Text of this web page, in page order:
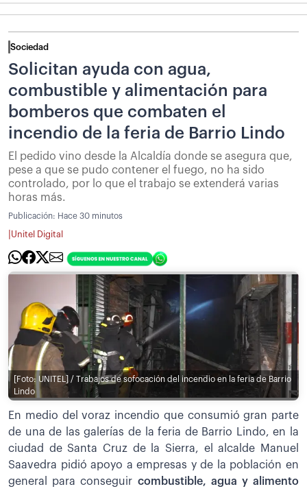
Sociedad
Solicitan ayuda con agua,
combustible y alimentación para
bomberos que combaten el
incendio de la feria de Barrio Lindo
El pedido vino desde la Alcaldía donde se asegura que,
pese a que se pudo contener el fuego, no ha sido
controlado, por lo que el trabajo se extenderá varias
horas más.
Publicación: Hace 30 minutos
Unitel Digital
[Foto: UNITEL] / Trabajos de sofocación del incendio en la feria de Barrio
Lindo
En medio del voraz incendio que consumió gran parte
de una de las galerías de la feria de Barrio Lindo, en la
ciudad de Santa Cruz de la Sierra, el alcalde Manuel
Saavedra pidió apoyo a empresas y de la población en
general para conseguir combustible, agua y alimento